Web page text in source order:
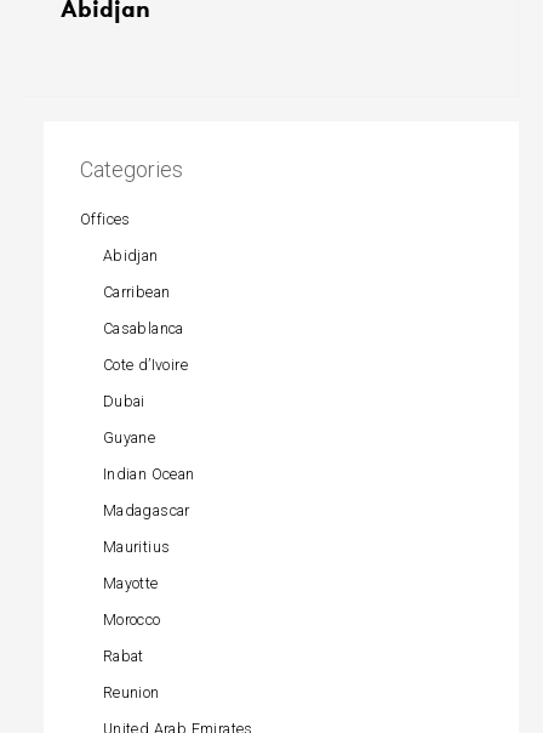
Abidjan
Categories
Offices
Abidjan
Carribean
Casablanca
Cote d’Ivoire
Dubai
Guyane
Indian Ocean
Madagascar
Mauritius
Mayotte
Morocco
Rabat
Reunion
United Arab Emirates